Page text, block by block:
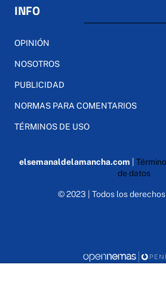
INFO
OPINIÓN
NOSOTROS
PUBLICIDAD
NORMAS PARA COMENTARIOS
TÉRMINOS DE USO
elsemanaldelamancha.com
de datos
© 2023 | Todos los